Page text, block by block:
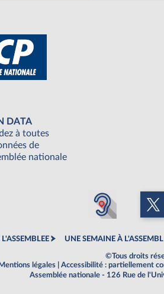
DATA
à toutes
de
nationale
UNE SEMAINE À
©Tous droits
Mentions légales
Accessibilité : partiellement
Assemblée nationale - 126 Rue de